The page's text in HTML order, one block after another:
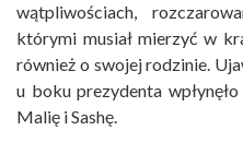
wątpliwościach,
którymi musiał mierzyć w
również o swojej rodzinie.
u boku prezydenta
Malię i Sashę.